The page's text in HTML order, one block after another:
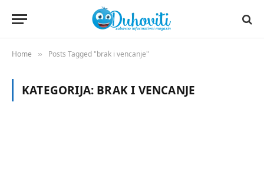
Home » Posts Tagged "brak i vencanje"
KATEGORIJA: BRAK I VENCANJE